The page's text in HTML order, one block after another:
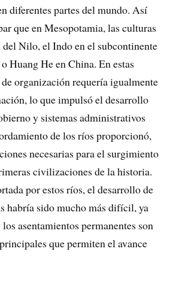
diferentes partes del mundo. Así
que en Mesopotamia, las culturas
del Nilo, el Indo en el subcontinente
Huang He en China. En estas
organización requería igualmente
lo que impulsó el desarrollo
y sistemas administrativos
de los ríos proporcionó,
necesarias para el surgimiento
civilizaciones de la historia.
por estos ríos, el desarrollo de
habría sido mucho más difícil, ya
asentamientos permanentes son
que permiten el avance